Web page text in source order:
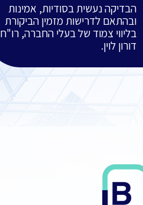
הבדיקה נעשית בסודיות, אמינות
ובהתאם לדרישות מזמין הביקורת
בליווי צמוד של בעלי החברה, רו"ח
דורון לוין.